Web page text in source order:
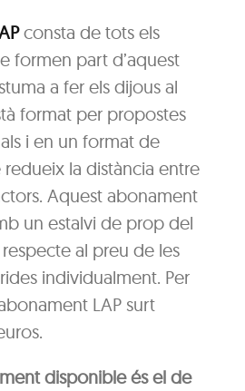
consta de tots els
formen part d’aquest
a fer els dijous al
format per propostes
i en un format de
la distància entre
Aquest abonament
un estalvi de prop del
al preu de les
individualment. Per
LAP surt
disponible és el de